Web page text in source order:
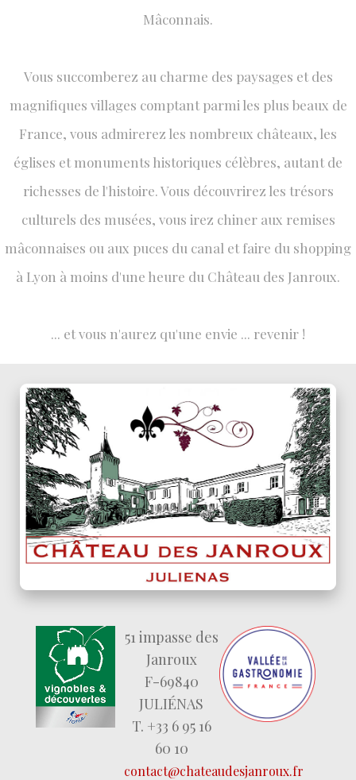
Mâconnais.
Vous succomberez au charme des paysages et des
magnifiques villages comptant parmi les plus beaux de
France, vous admirerez les nombreux châteaux, les
églises et monuments historiques célèbres, autant de
richesses de l'histoire. Vous découvrirez les trésors
culturels des musées, vous irez chiner aux remises
mâconnaises ou aux puces du canal et faire du shopping
à Lyon à moins d'une heure du Château des Janroux.
... et vous n'aurez qu'une envie ... revenir !
51 impasse des
Janroux
F-69840
JULIÉNAS
T. +33 6 95 16
60 10
contact@chateaudesjanroux.fr